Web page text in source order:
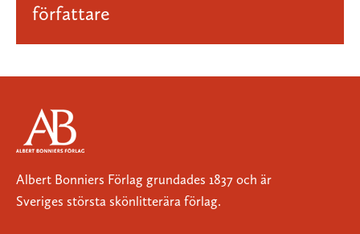
författare
Albert Bonniers Förlag grundades 1837 och är
Sveriges största skönlitterära förlag.